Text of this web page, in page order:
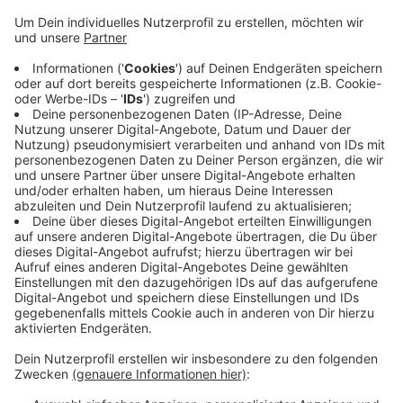
Erstmal andere Öffnungszeiten
Anzeige
Erst einmal gibt es aber etwas kürzeren
Öffnungszeiten - wegen des Sonnenauf- und
untergangs. Ab Mitte Mai hat das Freibad dann wie
gewohnt geöffnet. Das haben uns die Lokalwerke
Westmünsterland mitgeteilt. Das wird viele in Vreden
freuen, denn das Hallenbad ist schon seit Februar
wegen eines Beckenschadens geschlossen.
Anzeige